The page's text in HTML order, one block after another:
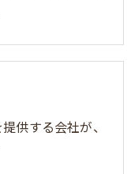
供する会社が、